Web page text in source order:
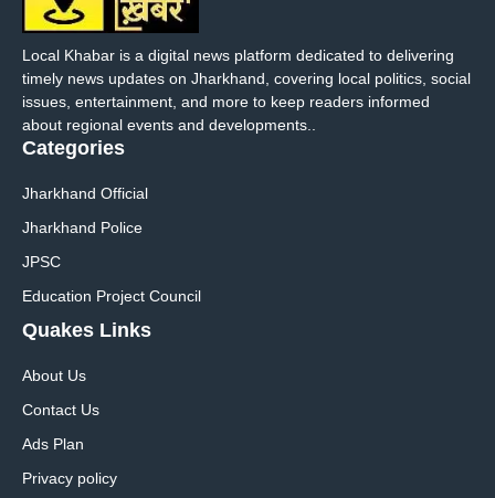
Local Khabar is a digital news platform dedicated to delivering
timely news updates on Jharkhand, covering local politics, social
issues, entertainment, and more to keep readers informed
about regional events and developments..
Categories
Jharkhand Official
Jharkhand Police
JPSC
Education Project Council
Quakes Links
About Us
Contact Us
Ads Plan
Privacy policy